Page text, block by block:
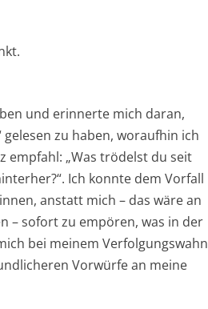
und erinnerte mich daran,
gelesen zu haben, woraufhin ich
empfahl: „Was trödelst du seit
Ich konnte dem Vorfall
anstatt mich – das wäre an
– sofort zu empören, was in der
bei meinem Verfolgungswahn
Vorwürfe an meine